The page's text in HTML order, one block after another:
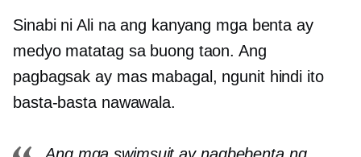
Sinabi ni Ali na ang kanyang mga benta ay
medyo matatag sa buong taon. Ang
pagbagsak ay mas mabagal, ngunit hindi ito
basta-basta nawawala.